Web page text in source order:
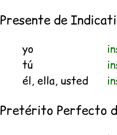
Presente de
yo
tú
él, ella, usted
Pretérito Perfecto